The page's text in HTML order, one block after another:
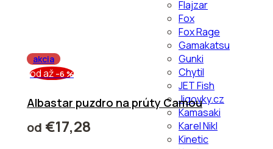
Flajzar
Fox
Fox Rage
Gamakatsu
Gunki
Chytil
JET Fish
Jigovky.cz
Kamasaki
Karel Nikl
Kinetic
akcia
odaž –6 %
Albastar puzdro na prúty Camou
od €17,28